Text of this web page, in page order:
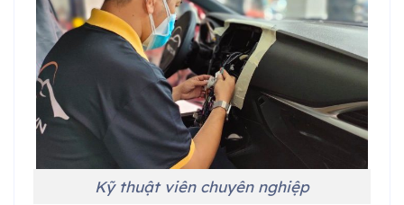
Kỹ thuật viên chuyên nghiệp